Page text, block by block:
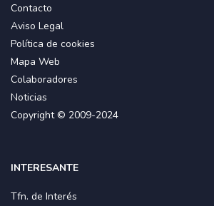
Contacto
Aviso Legal
Política de cookies
Mapa Web
Colaboradores
Noticias
Copyright © 2009-2024
INTERESANTE
Tfn. de Interés